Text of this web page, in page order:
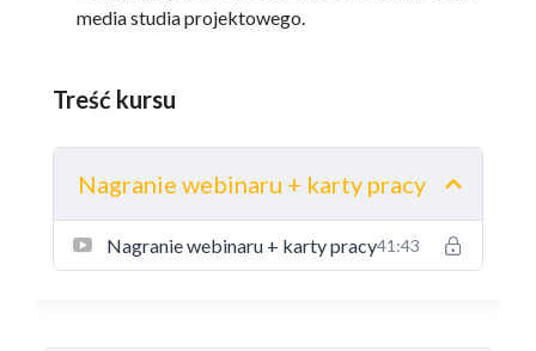
media studia projektowego.
Treść kursu
Nagranie webinaru + karty pracy
Nagranie webinaru + karty pracy41:43